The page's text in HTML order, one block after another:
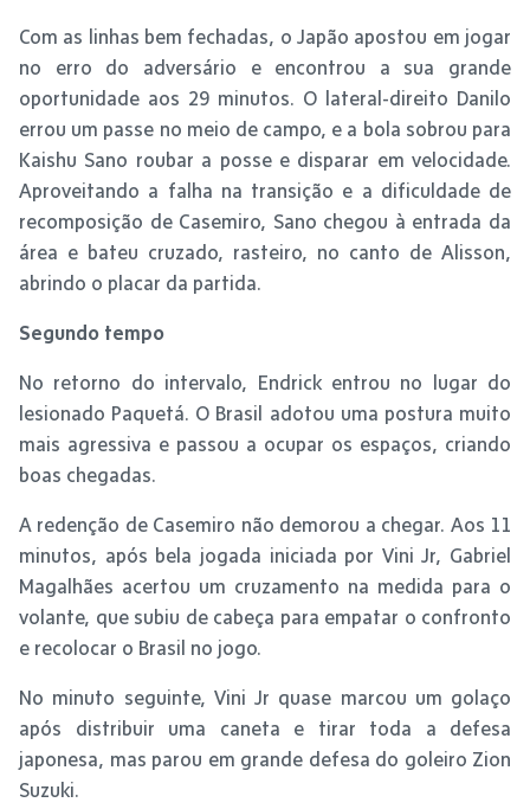
Com as linhas bem fechadas, o Japão apostou em jogar
no erro do adversário e encontrou a sua grande
oportunidade aos 29 minutos. O lateral-direito Danilo
errou um passe no meio de campo, e a bola sobrou para
Kaishu Sano roubar a posse e disparar em velocidade.
Aproveitando a falha na transição e a dificuldade de
recomposição de Casemiro, Sano chegou à entrada da
área e bateu cruzado, rasteiro, no canto de Alisson,
abrindo o placar da partida.
Segundo tempo
No retorno do intervalo, Endrick entrou no lugar do
lesionado Paquetá. O Brasil adotou uma postura muito
mais agressiva e passou a ocupar os espaços, criando
boas chegadas.
A redenção de Casemiro não demorou a chegar. Aos 11
minutos, após bela jogada iniciada por Vini Jr, Gabriel
Magalhães acertou um cruzamento na medida para o
volante, que subiu de cabeça para empatar o confronto
e recolocar o Brasil no jogo.
No minuto seguinte, Vini Jr quase marcou um golaço
após distribuir uma caneta e tirar toda a defesa
japonesa, mas parou em grande defesa do goleiro Zion
Suzuki.